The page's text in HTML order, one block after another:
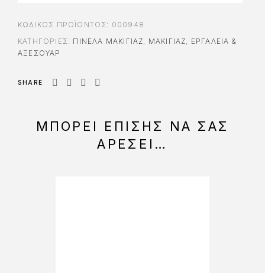
ΚΩΔΙΚΌΣ ΠΡΟΪΌΝΤΟΣ: 000948
ΚΑΤΗΓΟΡΊΕΣ: ΠΙΝΈΛΑ ΜΑΚΙΓΙΆΖ, ΜΑΚΙΓΙΑΖ, ΕΡΓΑΛΕΊΑ &
ΑΞΕΣΟΥΆΡ
SHARE
ΜΠΟΡΕΊ ΕΠΊΣΗΣ ΝΑ ΣΑΣ
ΑΡΈΣΕΙ…